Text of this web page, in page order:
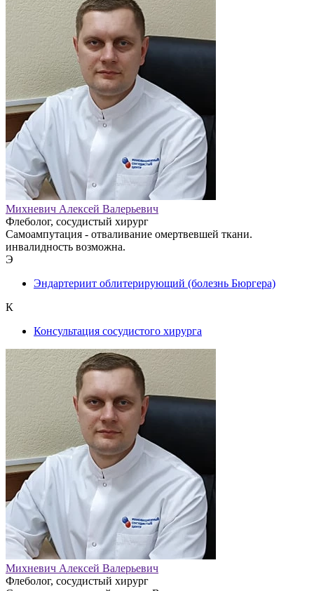
Михневич Алексей Валерьевич
Флеболог, сосудистый хирург
Самоампутация - отваливание омертвевшей ткани.
инвалидность возможна.
Э
Эндартериит облитерирующий (болезнь Бюргера)
К
Консультация сосудистого хирурга
Михневич Алексей Валерьевич
Флеболог, сосудистый хирург